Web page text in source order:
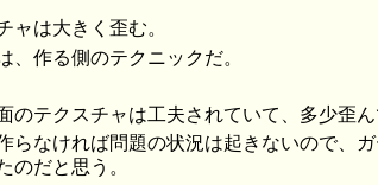
ャは大きく歪む。
、作る側のテクニックだ。
のテクスチャは工夫されていて、多少歪ん
らなければ問題の状況は起きないので、
のだと思う。